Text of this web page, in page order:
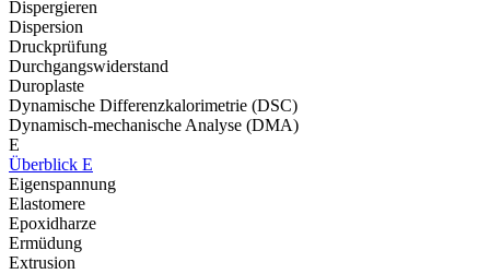
Dispergieren
Dispersion
Druckprüfung
Durchgangswiderstand
Duroplaste
Dynamische Differenzkalorimetrie (DSC)
Dynamisch-mechanische Analyse (DMA)
E
Überblick E
Eigenspannung
Elastomere
Epoxidharze
Ermüdung
Extrusion